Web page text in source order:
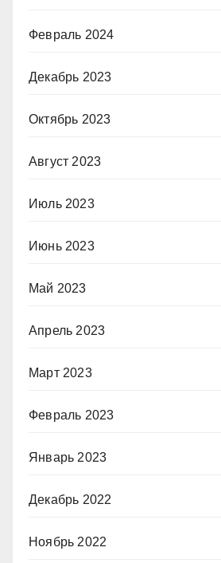
Февраль 2024
Декабрь 2023
Октябрь 2023
Август 2023
Июль 2023
Июнь 2023
Май 2023
Апрель 2023
Март 2023
Февраль 2023
Январь 2023
Декабрь 2022
Ноябрь 2022